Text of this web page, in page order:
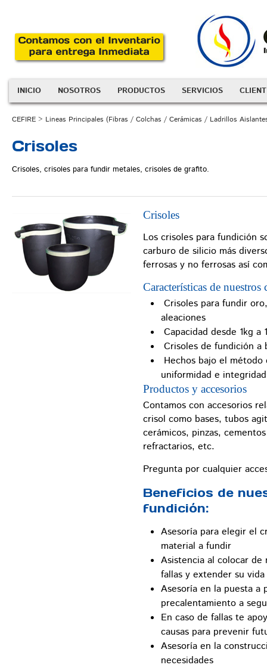
INICIO NOSOTROS PRODUCTOS SERVICIOS
CEFIRE > Lineas Principales (Fibras / Colchas / Cerámicas / Ladrillos
Crisoles
Crisoles, crisoles para fundir metales, crisoles de grafito.
Crisoles
Los crisoles para fundición
carburo de silicio más
ferrosas y no ferrosas así
Características de
Crisoles para fundir
aleaciones
Capacidad desde 1kg a
Crisoles de fundición
Hechos bajo el
uniformidad e integridad
Productos y accesorios
Contamos con accesorios
crisol como bases, tubos
cerámicos, pinzas,
refractarios, etc.
Pregunta por cualquier
Beneficios de
fundición:
Asesoría para elegir el
material a fundir
Asistencia al colocar
fallas y extender su
Asesoría en la puesta a
precalentamiento a
En caso de fallas te
causas para prevenir
Asesoría en la
necesidades